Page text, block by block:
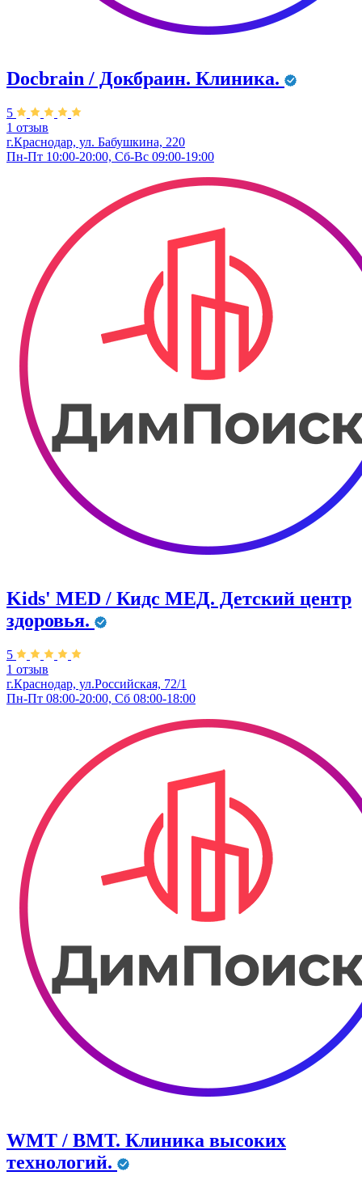
Docbrain / Докбраин. Клиника.
5
1 отзыв
г.Краснодар, ул. Бабушкина, 220
Пн-Пт 10:00-20:00, Сб-Вс 09:00-19:00
Kids' MED / Кидс МЕД. Детский центр
здоровья.
5
1 отзыв
г.Краснодар, ул.Российская, 72/1
Пн-Пт 08:00-20:00, Сб 08:00-18:00
WMT / ВМТ. Клиника высоких
технологий.